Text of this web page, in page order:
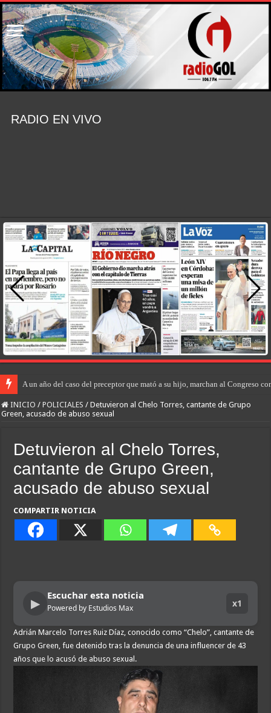
RADIO EN VIVO
A un año del caso del preceptor que mató a su hijo, marchan al Congreso
INICIO / POLICIALES / Detuvieron al Chelo Torres, cantante de Grupo
Green, acusado de abuso sexual
Detuvieron al Chelo Torres,
cantante de Grupo Green,
acusado de abuso sexual
COMPARTIR NOTICIA
▶
Escuchar esta noticia
Powered by Estudios Max x1
Adrián Marcelo Torres Ruiz Díaz, conocido como “Chelo”, cantante de
Grupo Green, fue detenido tras la denuncia de una influencer de 43
años que lo acusó de abuso sexual.